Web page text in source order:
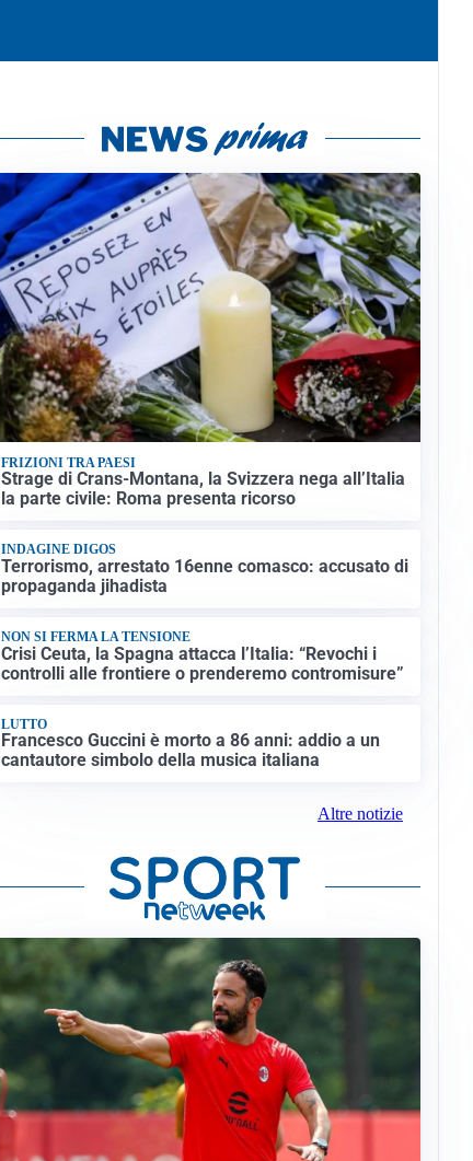
FRIZIONI TRA PAESI
Strage di Crans-Montana, la Svizzera nega all’Italia
la parte civile: Roma presenta ricorso
INDAGINE DIGOS
Terrorismo, arrestato 16enne comasco: accusato di
propaganda jihadista
NON SI FERMA LA TENSIONE
Crisi Ceuta, la Spagna attacca l’Italia: “Revochi i
controlli alle frontiere o prenderemo contromisure”
LUTTO
Francesco Guccini è morto a 86 anni: addio a un
cantautore simbolo della musica italiana
Altre notizie